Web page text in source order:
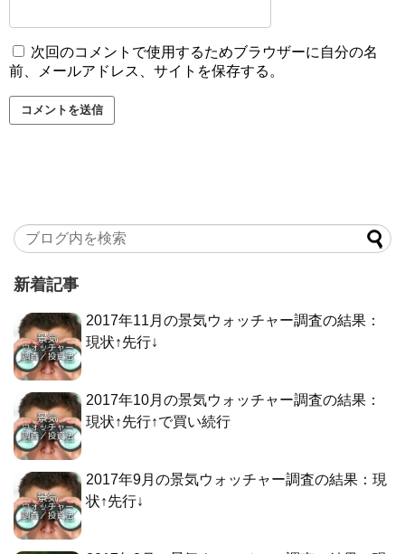
次回のコメントで使用するためブラウザーに自分の名
前、メールアドレス、サイトを保存する。
新着記事
2017年11月の景気ウォッチャー調査の結果：
現状↑先行↓
2017年10月の景気ウォッチャー調査の結果：
現状↑先行↑で買い続行
2017年9月の景気ウォッチャー調査の結果：現
状↑先行↓